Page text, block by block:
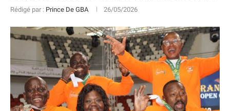
Rédigé par : Prince De GBA 26/05/2026